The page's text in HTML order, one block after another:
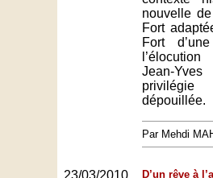
nouvelle
Fort
Fort
Jean-
privilégie
dépouillée.
Par Mehdi
23/03/2010
D’un rêve à